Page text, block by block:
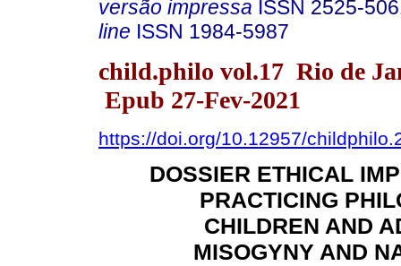
versão impressa ISSN 2525-
line ISSN 1984-5987
child.philo vol.17 Rio de
Epub 27-Fev-2021
https://doi.org/10.12957/
DOSSIER ETHICAL
PRACTICING
CHILDREN AND
MISOGYNY AND